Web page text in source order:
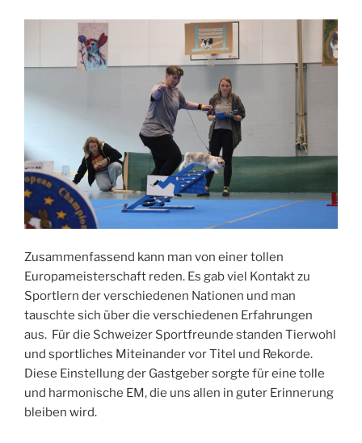
Zusammenfassend kann man von einer tollen
Europameisterschaft reden. Es gab viel Kontakt zu
Sportlern der verschiedenen Nationen und man
tauschte sich über die verschiedenen Erfahrungen
aus. Für die Schweizer Sportfreunde standen Tierwohl
und sportliches Miteinander vor Titel und Rekorde.
Diese Einstellung der Gastgeber sorgte für eine tolle
und harmonische EM, die uns allen in guter Erinnerung
bleiben wird.